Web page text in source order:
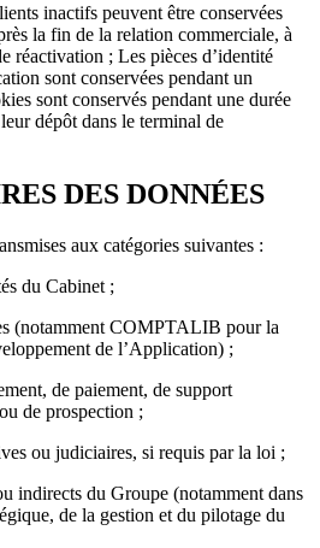
inactifs peuvent être conservées
la fin de la relation commerciale, à
réactivation ; Les pièces d’identité
sont conservées pendant un
sont conservés pendant une durée
dépôt dans le terminal de
DES DONNÉES
aux catégories suivantes :
du Cabinet ;
(notamment COMPTALIB pour la
de l’Application) ;
de paiement, de support
de prospection ;
ou judiciaires, si requis par la loi ;
indirects du Groupe (notamment dans
de la gestion et du pilotage du